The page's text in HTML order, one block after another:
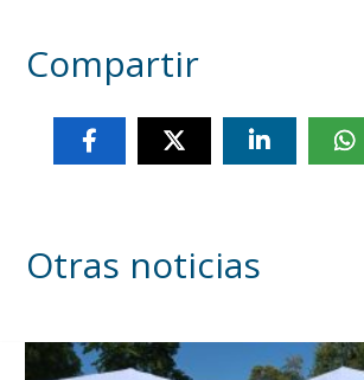
Compartir
Otras noticias